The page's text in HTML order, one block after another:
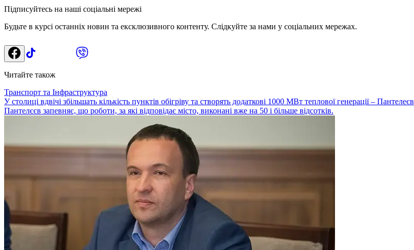
Підписуйтесь на наші соціальні мережі
Будьте в курсі останніх новин та ексклюзивного контенту. Слідкуйте за нами у соціальних мережах.
Читайте також
Транспорт та Інфраструктура
У столиці вдвічі збільшать кількість пунктів обігріву та створять додаткові 1000 МВт теплової генерації – Пантелеєв
Пантелєєв запевняє, що роботи, за які відповідає місто, виконані вже на 50 і більше відсотків.